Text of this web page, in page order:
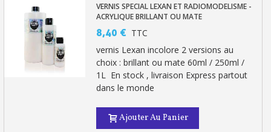
VERNIS SPECIAL LEXAN ET RADIOMODELISME -
ACRYLIQUE BRILLANT OU MATE
8,40 € TTC
vernis Lexan incolore 2 versions au
choix : brillant ou mate 60ml / 250ml /
1L En stock , livraison Express partout
dans le monde
Ajouter Au Panier